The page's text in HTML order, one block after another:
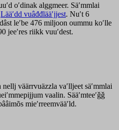
oʹdinak alggmeer. Säʹmmlai
Lääʹdd vuâđđlääʹjjest. Nuʹt 6
leʹbe 476 miljoon oummu koʹlle
jeeʹres riikk vuuʹdest.
nellj väärrvuäzzla vaʹlljeet säʹmmlai
vaalin. Sääʹmteeʹǧǧ
mieʹrreemvääʹld.